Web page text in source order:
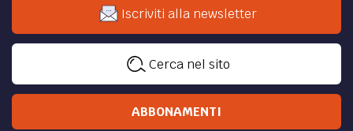
Iscriviti alla newsletter
Cerca nel sito
ABBONAMENTI